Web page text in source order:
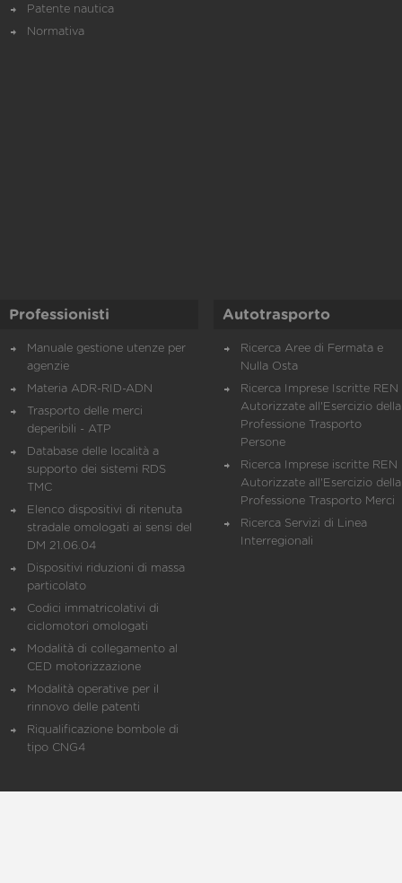
Patente nautica
Normativa
Professionisti
Manuale gestione utenze per
agenzie
Materia ADR-RID-ADN
Trasporto delle merci
deperibili - ATP
Database delle località a
supporto dei sistemi RDS
TMC
Elenco dispositivi di ritenuta
stradale omologati ai sensi del
DM 21.06.04
Dispositivi riduzioni di massa
particolato
Codici immatricolativi di
ciclomotori omologati
Modalità di collegamento al
CED motorizzazione
Modalità operative per il
rinnovo delle patenti
Riqualificazione bombole di
tipo CNG4
Autotrasporto
Ricerca Aree di Fermata e
Nulla Osta
Ricerca Imprese Iscritte REN
Autorizzate all'Esercizio della
Professione Trasporto
Persone
Ricerca Imprese iscritte REN
Autorizzate all'Esercizio della
Professione Trasporto Merci
Ricerca Servizi di Linea
Interregionali